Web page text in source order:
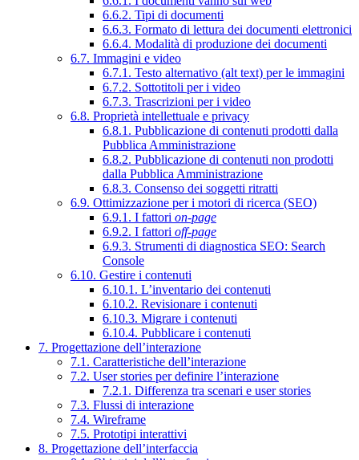
6.6.2. Tipi di documenti
6.6.3. Formato di lettura dei documenti elettronici
6.6.4. Modalità di produzione dei documenti
6.7. Immagini e video
6.7.1. Testo alternativo (alt text) per le immagini
6.7.2. Sottotitoli per i video
6.7.3. Trascrizioni per i video
6.8. Proprietà intellettuale e privacy
6.8.1. Pubblicazione di contenuti prodotti dalla
Pubblica Amministrazione
6.8.2. Pubblicazione di contenuti non prodotti
dalla Pubblica Amministrazione
6.8.3. Consenso dei soggetti ritratti
6.9. Ottimizzazione per i motori di ricerca (SEO)
6.9.1. I fattori on-page
6.9.2. I fattori off-page
6.9.3. Strumenti di diagnostica SEO: Search
Console
6.10. Gestire i contenuti
6.10.1. L’inventario dei contenuti
6.10.2. Revisionare i contenuti
6.10.3. Migrare i contenuti
6.10.4. Pubblicare i contenuti
7. Progettazione dell’interazione
7.1. Caratteristiche dell’interazione
7.2. User stories per definire l’interazione
7.2.1. Differenza tra scenari e user stories
7.3. Flussi di interazione
7.4. Wireframe
7.5. Prototipi interattivi
8. Progettazione dell’interfaccia